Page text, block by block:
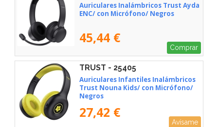
Auriculares Inalámbricos Trust Ayda
ENC/ con Micrófono/ Negros
45,44 €
Comprar
TRUST - 25405
Auriculares Infantiles Inalámbricos
Trust Nouna Kids/ con Micrófono/
Negros
27,42 €
Avísame